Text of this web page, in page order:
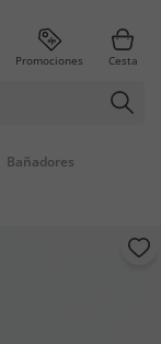
Promociones Cesta
Bañadores